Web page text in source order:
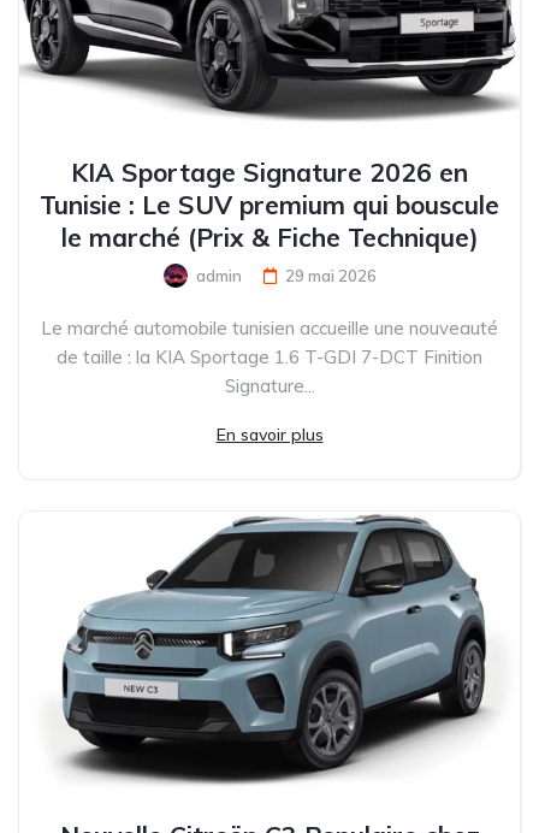
KIA Sportage Signature 2026 en
Tunisie : Le SUV premium qui bouscule
le marché (Prix & Fiche Technique)
admin 29 mai 2026
Le marché automobile tunisien accueille une nouveauté
de taille : la KIA Sportage 1.6 T-GDI 7-DCT Finition
Signature...
En savoir plus